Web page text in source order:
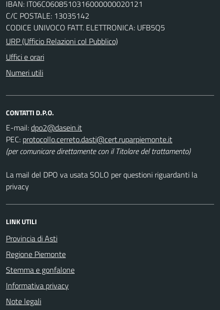
IBAN: IT06C0608510316000000020121
C/C POSTALE: 13035142
CODICE UNIVOCO FATT. ELETTRONICA: UFB5Q5
URP (Ufficio Relazioni col Pubblico)
Uffici e orari
Numeri utili
CONTATTI D.P.O.
E-mail:
PEC:
(per comunicare direttamente con il Titolare del trattamento)
La mail del DPO va usata SOLO per questioni riguardanti la
privacy
LINK UTILI
Provincia di Asti
Regione Piemonte
Stemma e gonfalone
Informativa privacy
Note legali